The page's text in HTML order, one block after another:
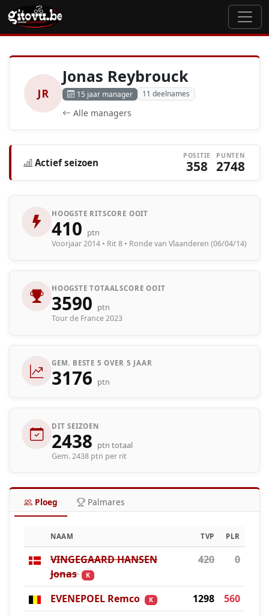
JR
Jonas Reybrouck
15 jaar manager 11 deelnames
Alle managers
Actief seizoen
POSITIE
358
PUNTEN
2748
HOOGSTE RITSCORE OOIT
410 ptn
Voorjaar 2014 • Rit 8 • Ronde van Vlaanderen (06/04/14)
HOOGSTE TOTAALSCORE OOIT
3590 ptn
Tour de France 2023
GEM. BESTE 5 OVER 5 JAAR
3176 ptn
DIT SEIZOEN
2438 ptn totaal
Gem. 2438 ptn per rit
Ploeg Palmares
NAAM TVP PLR
VINGEGAARD HANSEN
Jonas
K
420 0
EVENEPOEL Remco K 1298
560